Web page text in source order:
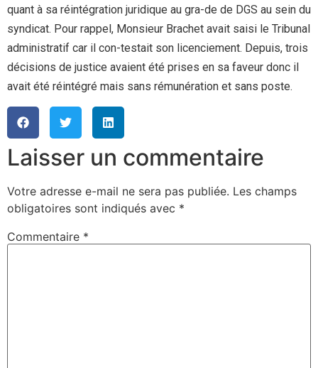
quant à sa réintégration juridique au gra-de de DGS au sein du
syndicat. Pour rappel, Monsieur Brachet avait saisi le Tribunal
administratif car il con-testait son licenciement. Depuis, trois
décisions de justice avaient été prises en sa faveur donc il
avait été réintégré mais sans rémunération et sans poste.
Laisser un commentaire
Votre adresse e-mail ne sera pas publiée. Les champs
obligatoires sont indiqués avec *
Commentaire *